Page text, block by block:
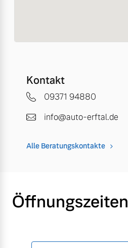
Kontakt
09371 94880
info@auto-erftal.de
Alle Beratungskontakte
Öffnungszeiten